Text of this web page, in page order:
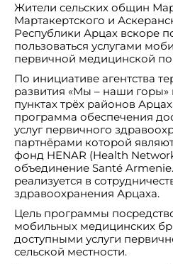
Жители сельских общин
Мартакертского и
Республики Арцах вскоре
пользоваться услугами
первичной медицинской
По инициативе агентства
развития «Мы – наши горы»
пунктах трёх районов
программа обеспечения
услуг первичного
партнёрами которой
фонд HENAR (Health
объединение Santé
реализуется в
здравоохранения Арцаха.
Цель программы
мобильных медицинских
доступными услуги
сельской местности.